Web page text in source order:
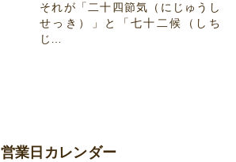
それが「二十四節気（にじゅうし
せっき）」と「七十二候（しち
じ…
営業日カレンダー